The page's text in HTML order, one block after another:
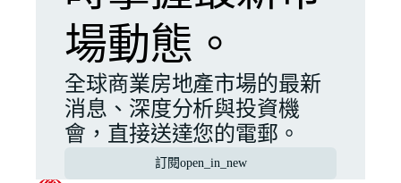
場動態。
全球商業房地產市場的最新
消息、深度分析與投資機
會，直接送達您的電郵。
訂閱open_in_new